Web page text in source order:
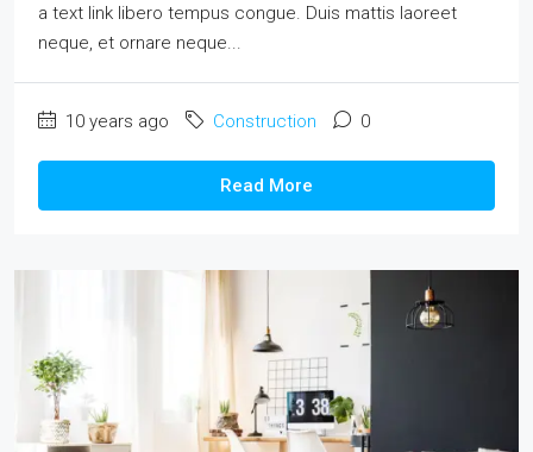
a text link libero tempus congue. Duis mattis laoreet
neque, et ornare neque...
10 years ago Construction 0
Read More